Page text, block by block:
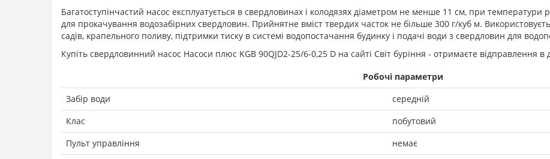
Багатоступінчастий насос експлуатується в свердловинах і колодязях діаметром не менше 11 см, при температури
для прокачування водозабірних свердловин. Прийнятне вміст твердих часток не більше 300 г/куб м.
садів, крапельного поливу, підтримки тиску в системі водопостачання будинку і подачі води з свердловин для
Купіть свердловинний насос Насоси плюс KGB 90QJD2-25/6-0,25 D на сайті Світ буріння - отримаєте відправлення
Робочі параметри
Забір води
середній
Клас
побутовий
Пульт управління
немає